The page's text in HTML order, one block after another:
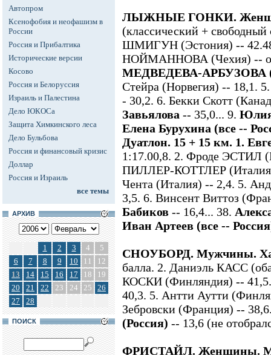
Автопром
Ксенофобия и неофашизм в
России
Россия и Прибалтика
Исторические версии
Косово
Россия и Белоруссия
Израиль и Палестина
Дело ЮКОСа
Защита Химкинского леса
Дело Бульбова
Россия и финансовый кризис
Доллар
Россия и Израиль
все темы
АРХИВ
1 2 3 4
5
6
7 8 9 10 11
12
13
14 15 16 17 18
19
20
21 22 23 24 25
26
27
28
ПОИСК
ЛЫЖНЫЕ ГОНКИ.
(классический +
ШМИГУН (Эстония) --
НОЙМАННОВА (Чехия) --
МЕДВЕДЕВА-АРБУЗОВА
Стейра (Норвегия) -- 18,1.
- 30,2. 6. Бекки Скотт
Завьялова -- 35,0... 9.
Елена Бурухина (все --
Дуатлон. 15 + 15 км. 1.
1:17.00,8. 2. Фроде ЭСТИЛ
ПИЛЛЕР-КОТТЛЕР
Чента (Италия) -- 2,4. 5.
3,5. 6. Винсент Виттоз
Бабиков -- 16,4... 38.
Иван Артеев (все --
СНОУБОРД. Мужчины.
балла. 2. Даниэль КАСС
КОСКИ (Финляндия) --
40,3. 5. Антти Аутти
Зебровски (Франция) --
(Россия) -- 13,6 (не
ФРИСТАЙЛ. Женщины.